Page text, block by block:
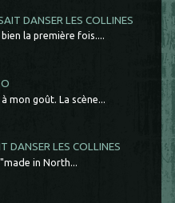
DANSER LES COLLINES
la première fois....
mon goût. La scène...
DANSER LES COLLINES
in North...